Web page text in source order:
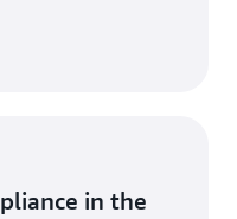
in the